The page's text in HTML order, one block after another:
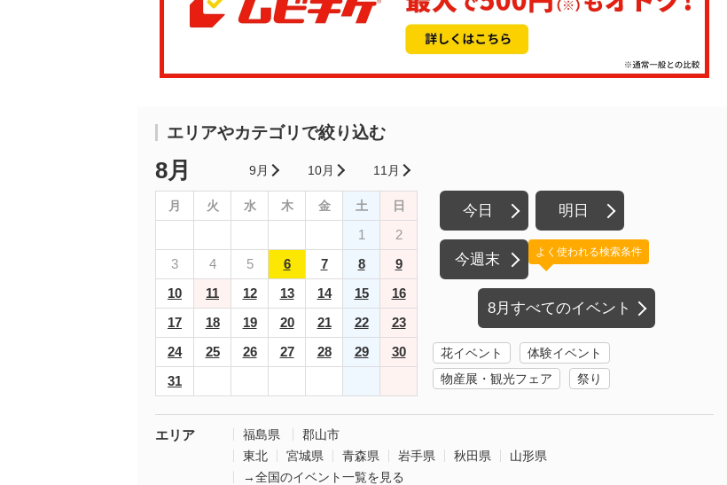
エリアやカテゴリで絞り込む
8月 9月 10月 11月
月 火 水 木 金 土 日
1
2
3
4 5 6 7 8
9
10
11 12 13 14 15
16
17
18 19 20 21 22
23
24
25 26 27 28 29
30
31
今日 明日
今週末
8月すべてのイベント
よく使われる検索条件
花イベント
体験イベント
物産展・観光フェア
祭り
エリア 福島県
郡山市
東北
宮城県 青森県 岩手県 秋田県
山形県
→全国のイベント一覧を見る